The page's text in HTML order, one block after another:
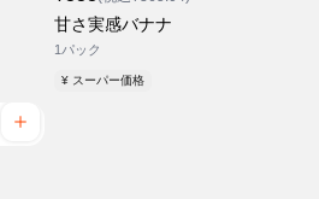
甘さ実感バナナ
1パック
¥ スーパー価格